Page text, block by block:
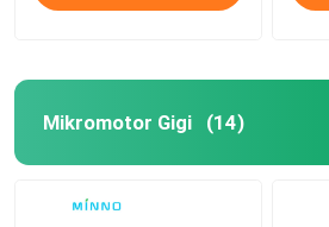
Mikromotor Gigi (14)